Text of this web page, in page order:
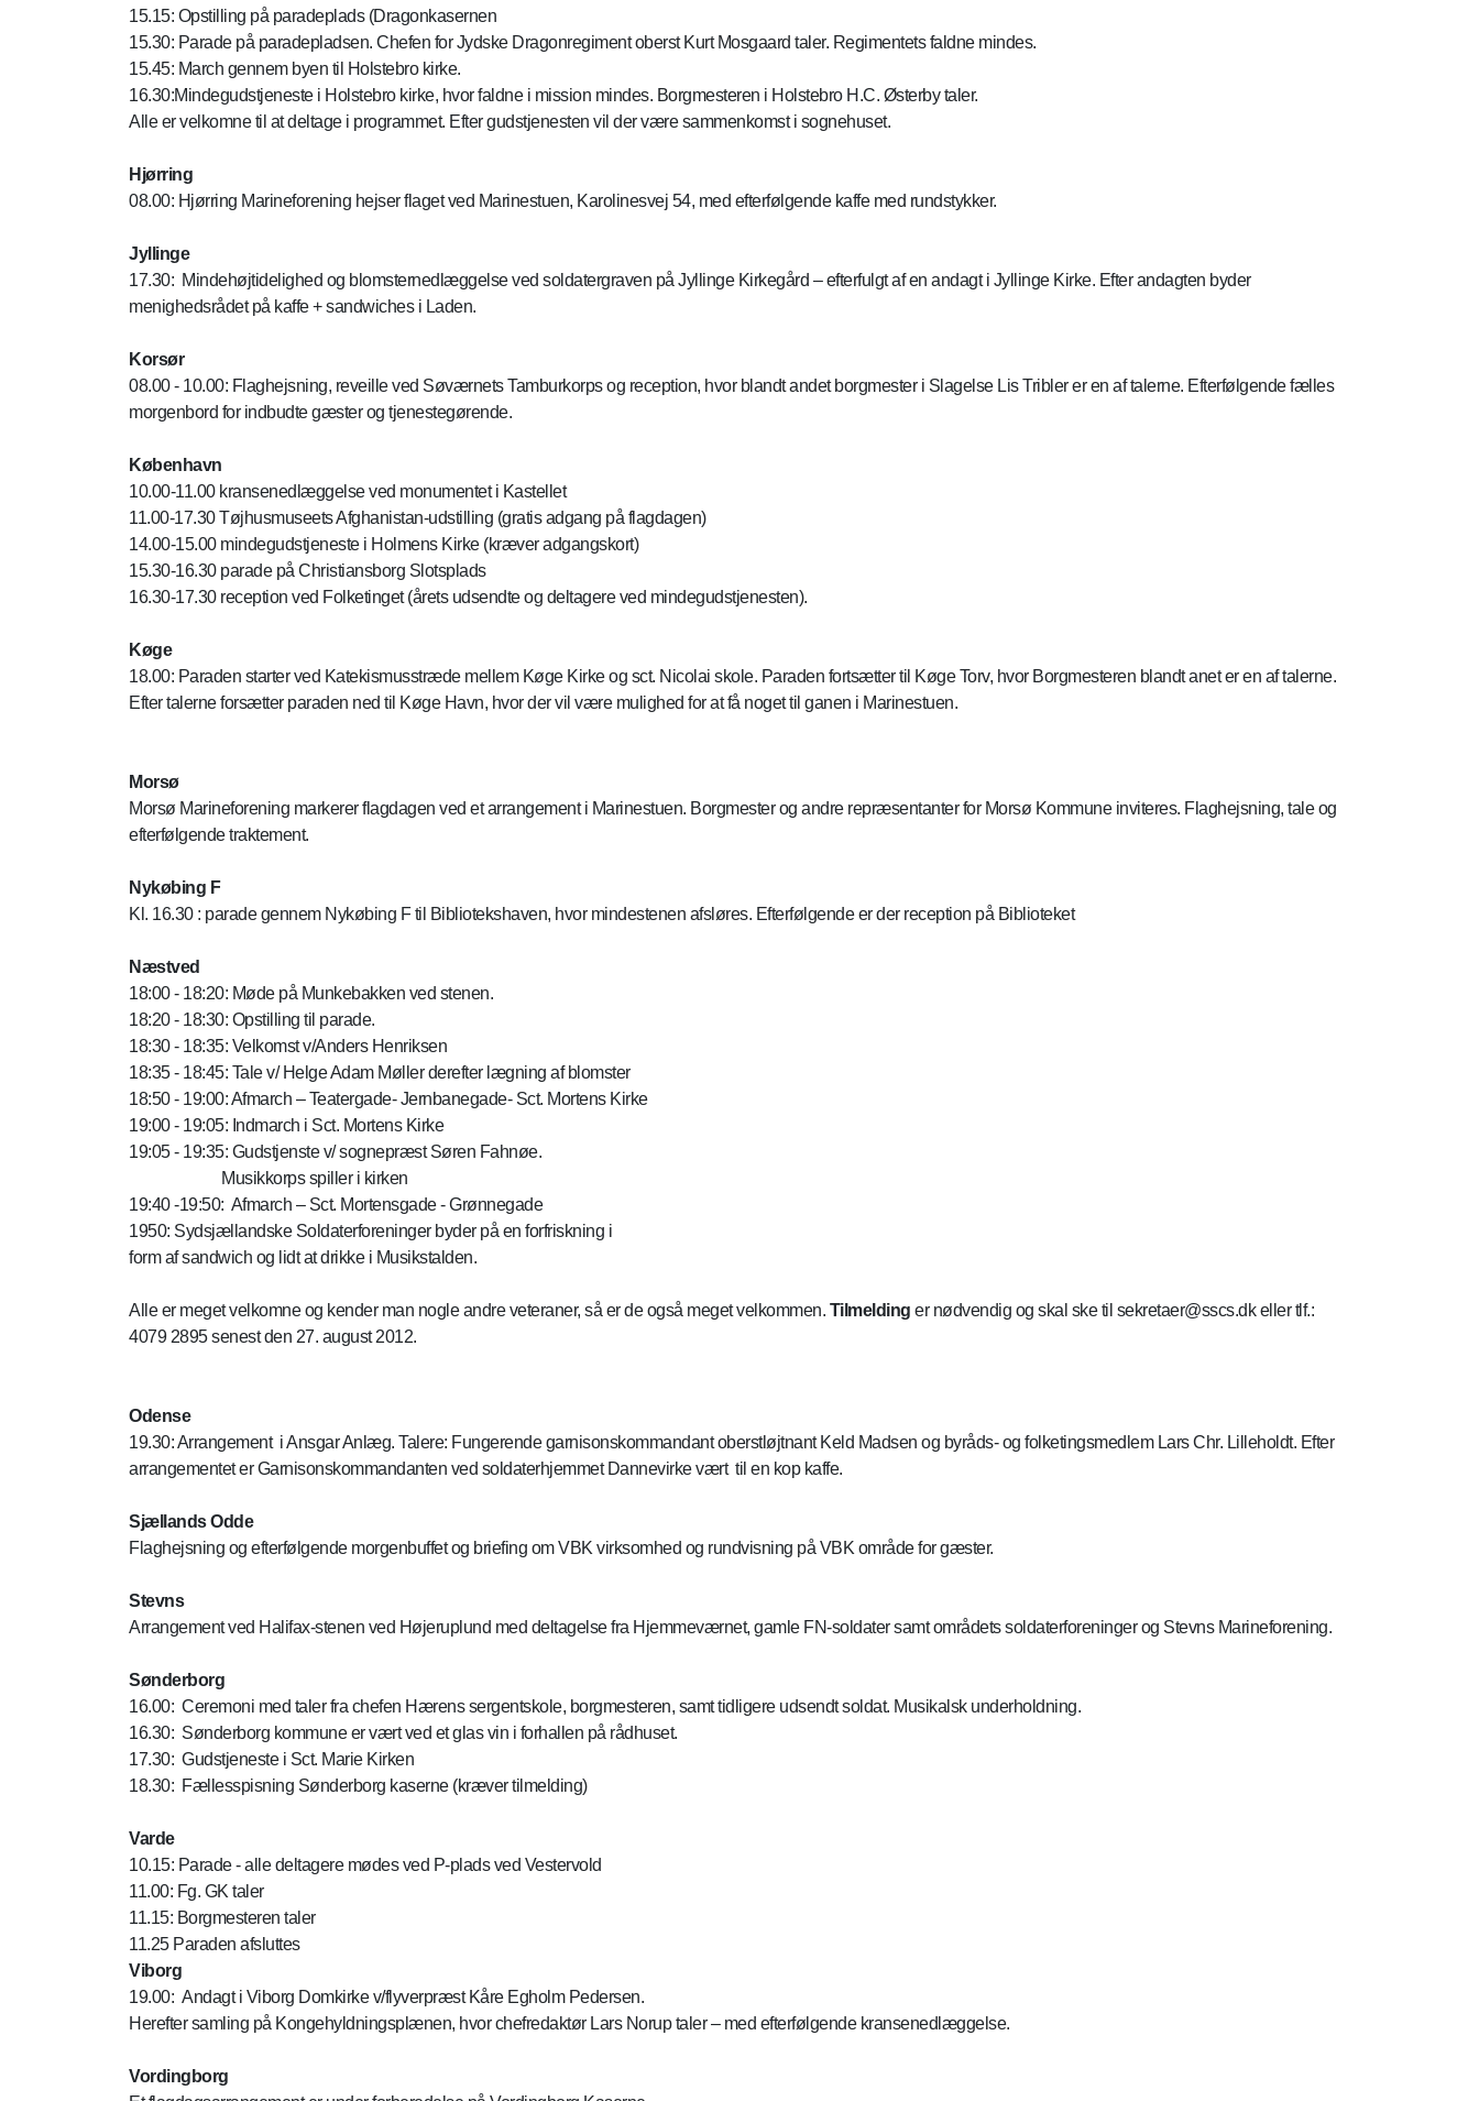
15.15: Opstilling på paradeplads (Dragonkasernen
15.30: Parade på paradepladsen. Chefen for Jydske Dragonregiment oberst Kurt Mosgaard taler. Regimentets faldne mindes.
15.45: March gennem byen til Holstebro kirke.
16.30:Mindegudstjeneste i Holstebro kirke, hvor faldne i mission mindes. Borgmesteren i Holstebro H.C. Østerby taler.
Alle er velkomne til at deltage i programmet. Efter gudstjenesten vil der være sammenkomst i sognehuset.
Hjørring
08.00: Hjørring Marineforening hejser flaget ved Marinestuen, Karolinesvej 54, med efterfølgende kaffe med rundstykker.
Jyllinge
17.30: Mindehøjtidelighed og blomsternedlæggelse ved soldatergraven på Jyllinge Kirkegård – efterfulgt af en andagt i Jyllinge Kirke. Efter andagten byder
menighedsrådet på kaffe + sandwiches i Laden.
Korsør
08.00 - 10.00: Flaghejsning, reveille ved Søværnets Tamburkorps og reception, hvor blandt andet borgmester i Slagelse Lis Tribler er en af talerne. Efterfølgende fælles
morgenbord for indbudte gæster og tjenestegørende.
København
10.00-11.00 kransenedlæggelse ved monumentet i Kastellet
11.00-17.30 Tøjhusmuseets Afghanistan-udstilling (gratis adgang på flagdagen)
14.00-15.00 mindegudstjeneste i Holmens Kirke (kræver adgangskort)
15.30-16.30 parade på Christiansborg Slotsplads
16.30-17.30 reception ved Folketinget (årets udsendte og deltagere ved mindegudstjenesten).
Køge
18.00: Paraden starter ved Katekismusstræde mellem Køge Kirke og sct. Nicolai skole. Paraden fortsætter til Køge Torv, hvor Borgmesteren blandt anet er en af talerne.
Efter talerne forsætter paraden ned til Køge Havn, hvor der vil være mulighed for at få noget til ganen i Marinestuen.
Morsø
Morsø Marineforening markerer flagdagen ved et arrangement i Marinestuen. Borgmester og andre repræsentanter for Morsø Kommune inviteres. Flaghejsning, tale og
efterfølgende traktement.
Nykøbing F
Kl. 16.30 : parade gennem Nykøbing F til Bibliotekshaven, hvor mindestenen afsløres. Efterfølgende er der reception på Biblioteket
Næstved
18:00 - 18:20: Møde på Munkebakken ved stenen.
18:20 - 18:30: Opstilling til parade.
18:30 - 18:35: Velkomst v/Anders Henriksen
18:35 - 18:45: Tale v/ Helge Adam Møller derefter lægning af blomster
18:50 - 19:00: Afmarch – Teatergade- Jernbanegade- Sct. Mortens Kirke
19:00 - 19:05: Indmarch i Sct. Mortens Kirke
19:05 - 19:35: Gudstjenste v/ sognepræst Søren Fahnøe.
Musikkorps spiller i kirken
19:40 -19:50: Afmarch – Sct. Mortensgade - Grønnegade
1950: Sydsjællandske Soldaterforeninger byder på en forfriskning i
form af sandwich og lidt at drikke i Musikstalden.
Alle er meget velkomne og kender man nogle andre veteraner, så er de også meget velkommen. Tilmelding er nødvendig og skal ske til sekretaer@sscs.dk eller tlf.:
4079 2895 senest den 27. august 2012.
Odense
19.30: Arrangement i Ansgar Anlæg. Talere: Fungerende garnisonskommandant oberstløjtnant Keld Madsen og byråds- og folketingsmedlem Lars Chr. Lilleholdt. Efter
arrangementet er Garnisonskommandanten ved soldaterhjemmet Dannevirke vært til en kop kaffe.
Sjællands Odde
Flaghejsning og efterfølgende morgenbuffet og briefing om VBK virksomhed og rundvisning på VBK område for gæster.
Stevns
Arrangement ved Halifax-stenen ved Højeruplund med deltagelse fra Hjemmeværnet, gamle FN-soldater samt områdets soldaterforeninger og Stevns Marineforening.
Sønderborg
16.00: Ceremoni med taler fra chefen Hærens sergentskole, borgmesteren, samt tidligere udsendt soldat. Musikalsk underholdning.
16.30: Sønderborg kommune er vært ved et glas vin i forhallen på rådhuset.
17.30: Gudstjeneste i Sct. Marie Kirken
18.30: Fællesspisning Sønderborg kaserne (kræver tilmelding)
Varde
10.15: Parade - alle deltagere mødes ved P-plads ved Vestervold
11.00: Fg. GK taler
11.15: Borgmesteren taler
11.25 Paraden afsluttes
Viborg
19.00: Andagt i Viborg Domkirke v/flyverpræst Kåre Egholm Pedersen.
Herefter samling på Kongehyldningsplænen, hvor chefredaktør Lars Norup taler – med efterfølgende kransenedlæggelse.
Vordingborg